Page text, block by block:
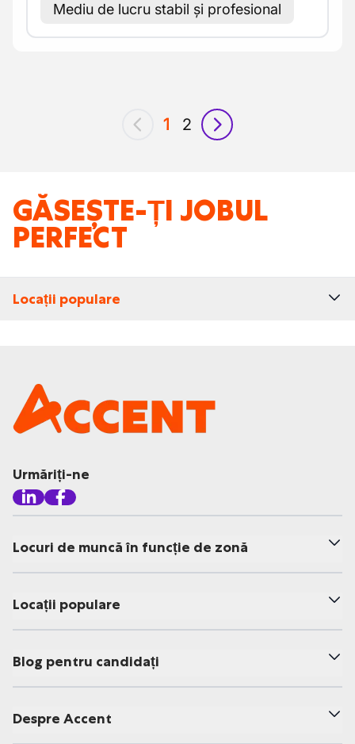
Mediu de lucru stabil și profesional
anterior
1 2
următor
GĂSEȘTE-ȚI JOBUL
PERFECT
Locații populare
Urmăriți-ne
Locuri de muncă în funcție de zonă
Locații populare
Blog pentru candidați
Despre Accent